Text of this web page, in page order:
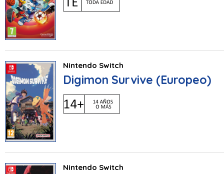
Nintendo Switch
Digimon Survive (Europeo)
Nintendo Switch